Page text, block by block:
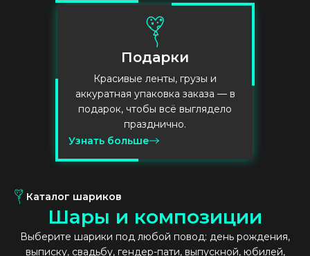
Подарки
Красивые ленты, грузы и
аккуратная упаковка заказа — в
подарок, чтобы всё выглядело
празднично.
Узнать больше
Каталог шариков
Шары и композиции
Выберите шарики под любой повод: день рождения,
выписку, свадьбу, гендер-пати, выпускной, юбилей,